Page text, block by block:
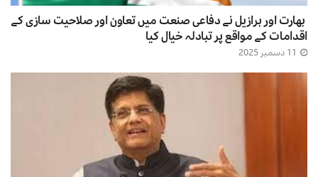
بھارت اور برازیل نے دفاعی صنعت میں تعاون اور صلاحیت سازی کے
اقدامات کے مواقع پر تبادلہ خیال کیا